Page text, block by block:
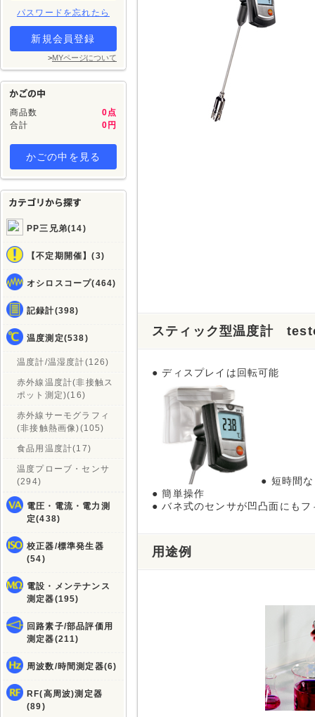
パスワードを忘れたら
新規会員登録
>MYページについて
商品数
0点
合計
0円
かごの中を見る
PP三兄弟(14)
【不定期開催】(3)
オシロスコープ(464)
記録計(398)
温度測定(538)
温度計/温湿度計(126)
赤外線温度計(非接触ス
ポット測定)(16)
赤外線サーモグラフィ
(非接触熱画像)(105)
食品用温度計(17)
温度プローブ・センサ
(294)
電圧・電流・電力測
定(438)
校正器/標準発生器
(54)
電設・メンテナンス
測定器(195)
回路素子/部品評価用
測定器(211)
周波数/時間測定器(6)
RF(高周波)測定器
(89)
スティック型温度計
● ディスプレイは回転可能
● 短時間
● 簡単操作
● バネ式のセンサが凹凸面にも
用途例